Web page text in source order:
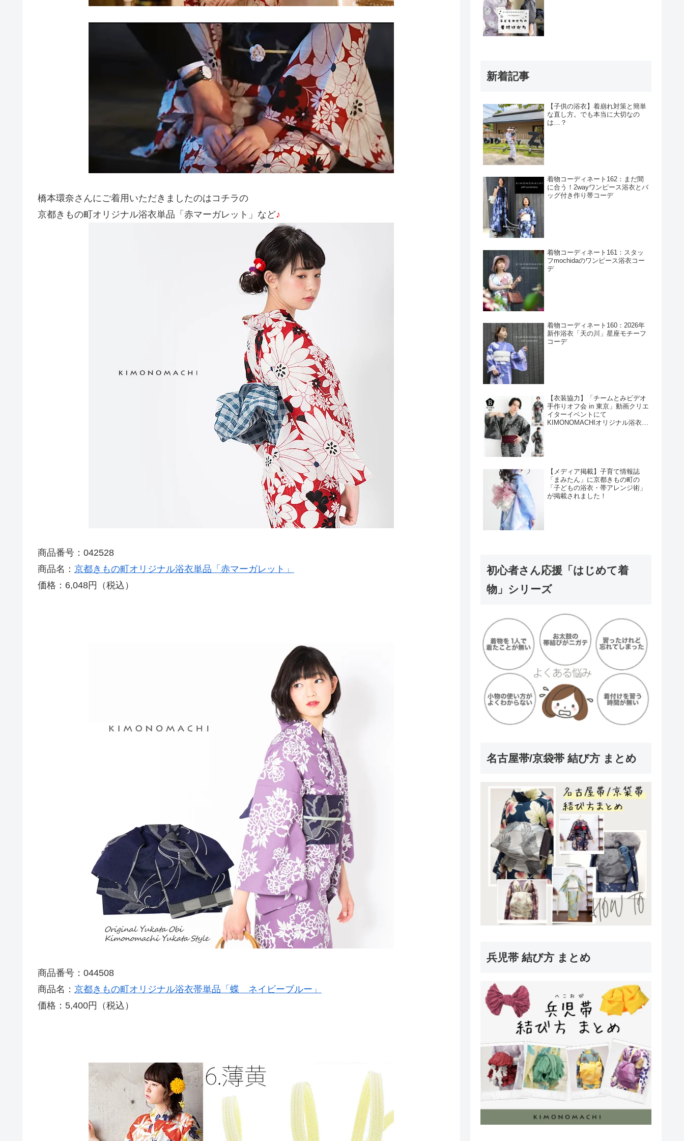
橋本環奈さんにご着用いただきましたのはコチラの
京都きもの町オリジナル浴衣単品「赤マーガレット」など♪
商品番号：042528
商品名： 京都きもの町オリジナル浴衣単品「赤マーガレット」
価格：6,048円（税込）
商品番号：044508
商品名： 京都きもの町オリジナル浴衣帯単品「蝶 ネイビーブルー」
価格：5,400円（税込）
新着記事
【子供の浴衣】着崩れ対策と簡単
な直し方。でも本当に大切なの
は…？
着物コーディネート162：まだ間
に合う！2wayワンピース浴衣とバ
ッグ付き作り帯コーデ
着物コーディネート161：スタッ
フmochidaのワンピース浴衣コー
デ
着物コーディネート160：2026年
新作浴衣「天の川」星座モチーフ
コーデ
【衣装協力】「チームとみビデオ
手作りオフ会 in 東京」動画クリエ
イターイベントにて
KIMONOMACHIオリジナル浴衣を
【メディア掲載】子育て情報誌
「まみたん」に京都きもの町の
「子どもの浴衣・帯アレンジ術」
が掲載されました！
初心者さん応援「はじめて着
物」シリーズ
名古屋帯/京袋帯 結び方 まとめ
兵児帯 結び方 まとめ